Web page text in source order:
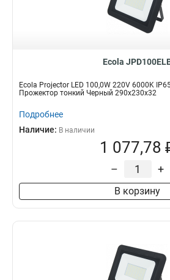
Ecola
Ecola Projector LED 100,0W 220V 6000K
Прожектор тонкий Черный 290x230x32
Подробнее
Наличие: В наличии
1 077,78
– +
В корзину